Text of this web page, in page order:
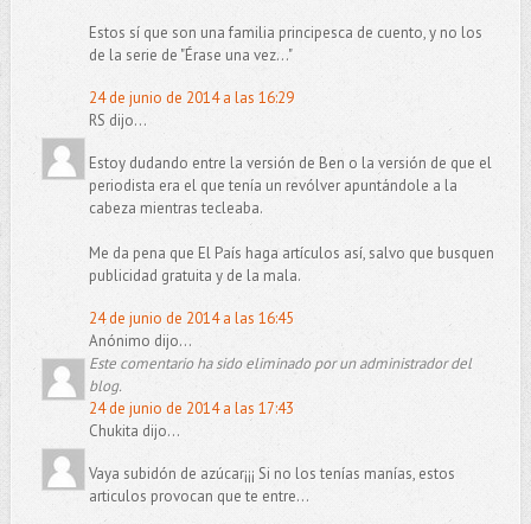
Estos sí que son una familia principesca de cuento, y no los
de la serie de "Érase una vez..."
24 de junio de 2014 a las 16:29
RS dijo...
Estoy dudando entre la versión de Ben o la versión de que el
periodista era el que tenía un revólver apuntándole a la
cabeza mientras tecleaba.
Me da pena que El País haga artículos así, salvo que busquen
publicidad gratuita y de la mala.
24 de junio de 2014 a las 16:45
Anónimo dijo...
Este comentario ha sido eliminado por un administrador del
blog.
24 de junio de 2014 a las 17:43
Chukita dijo...
Vaya subidón de azúcar¡¡¡ Si no los tenías manías, estos
articulos provocan que te entre...